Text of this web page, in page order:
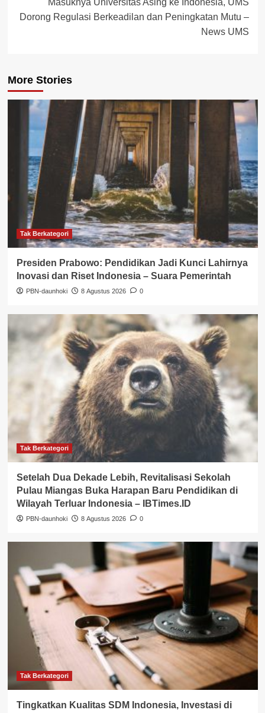
Masuknya Universitas Asing ke Indonesia, UMS
Dorong Regulasi Berkeadilan dan Peningkatan Mutu –
News UMS
More Stories
Tak Berkategori
Presiden Prabowo: Pendidikan Jadi Kunci Lahirnya
Inovasi dan Riset Indonesia – Suara Pemerintah
PBN-daunhoki 8 Agustus 2026 0
Tak Berkategori
Setelah Dua Dekade Lebih, Revitalisasi Sekolah
Pulau Miangas Buka Harapan Baru Pendidikan di
Wilayah Terluar Indonesia – IBTimes.ID
PBN-daunhoki 8 Agustus 2026 0
Tak Berkategori
Tingkatkan Kualitas SDM Indonesia, Investasi di